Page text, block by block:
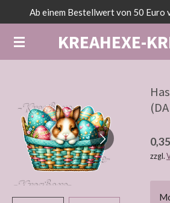
Hauptinhalt
springen
KREAHEXE-
Ab einem Bestellwert von 50 Euro
zzgl.